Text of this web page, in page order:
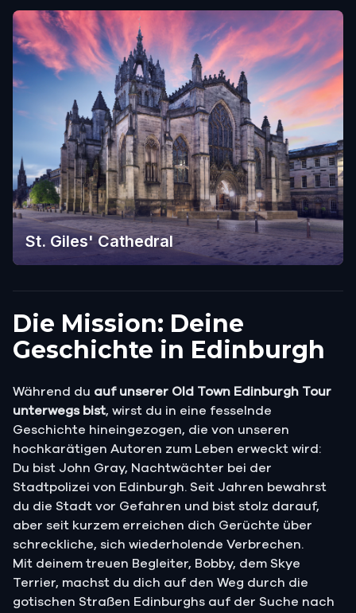
St. Giles' Cathedral
Die Mission: Deine
Geschichte in Edinburgh
Während du auf unserer Old Town Edinburgh Tour
unterwegs bist, wirst du in eine fesselnde
Geschichte hineingezogen, die von unseren
hochkarätigen Autoren zum Leben erweckt wird:
Du bist John Gray, Nachtwächter bei der
Stadtpolizei von Edinburgh. Seit Jahren bewahrst
du die Stadt vor Gefahren und bist stolz darauf,
aber seit kurzem erreichen dich Gerüchte über
schreckliche, sich wiederholende Verbrechen.
Mit deinem treuen Begleiter, Bobby, dem Skye
Terrier, machst du dich auf den Weg durch die
gotischen Straßen Edinburghs auf der Suche nach